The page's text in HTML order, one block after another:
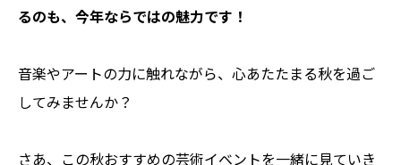
るのも、今年ならではの魅力です！
音楽やアートの力に触れながら、心あたたまる秋を過ご
してみませんか？
さあ、この秋おすすめの芸術イベントを一緒に見ていき